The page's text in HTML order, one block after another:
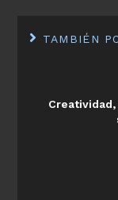
TAMBIÉN